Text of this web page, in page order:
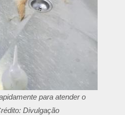
para atender o
Divulgação